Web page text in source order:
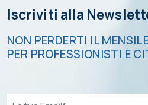
Iscriviti alla
NON PERDERTI IL
PER PROFESSIONISTI E
Email*